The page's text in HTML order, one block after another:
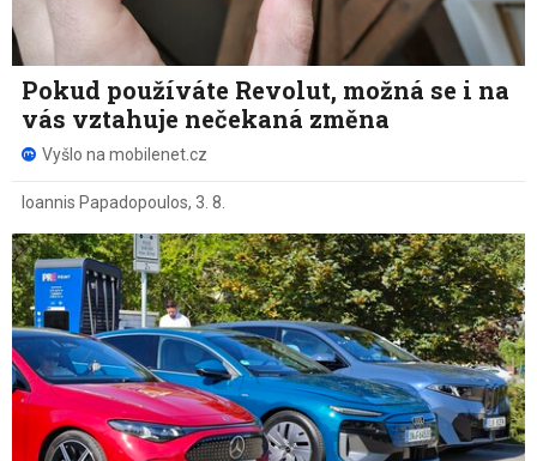
Pokud používáte Revolut, možná se i na
vás vztahuje nečekaná změna
Vyšlo na mobilenet.cz
Ioannis Papadopoulos, 3. 8.